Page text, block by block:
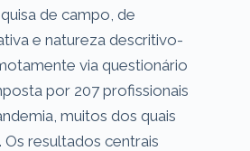
de campo, de
e natureza descritivo-
via questionário
por 207 profissionais
muitos dos quais